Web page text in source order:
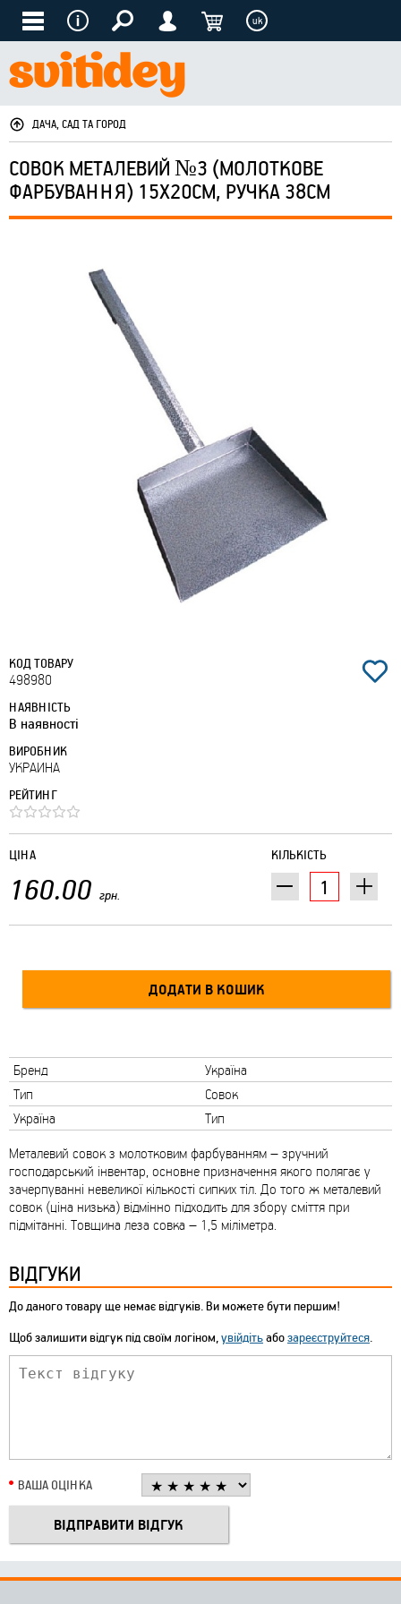
uk
ДАЧА, САД ТА ГОРОД
СОВОК МЕТАЛЕВИЙ №3 (МОЛОТКОВЕ
ФАРБУВАННЯ) 15Х20СМ, РУЧКА 38СМ
КОД ТОВАРУ
498980
НАЯВНІСТЬ
В наявності
ВИРОБНИК
УКРАИНА
РЕЙТИНГ
КІЛЬКІСТЬ
ЦІНА
160.00 грн.
Бренд
Україна
Тип
Совок
Україна
Тип
Металевий совок з молотковим фарбуванням – зручний
господарський інвентар, основне призначення якого полягає у
зачерпуванні невеликої кількості сипких тіл. До того ж металевий
совок (ціна низька) відмінно підходить для збору сміття при
підмітанні. Товщина леза совка – 1,5 міліметра.
ВІДГУКИ
До даного товару ще немає відгуків. Ви можете бути першим!
Щоб залишити відгук під своїм логіном,увійдітьабозареєструйтеся.
ВАША ОЦІНКА